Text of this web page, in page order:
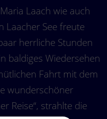
Laach wie auch
Laacher See freute
herrliche Stunden
baldiges Wiedersehen
Fahrt mit dem
wunderschöner
Reise“, strahlte die